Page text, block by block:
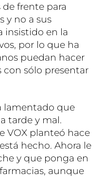
frente para
y no a sus
insistido en la
por lo que ha
puedan hacer
con sólo presentar
lamentado que
tarde y mal.
VOX planteó hace
hecho. Ahora le
y que ponga en
aunque